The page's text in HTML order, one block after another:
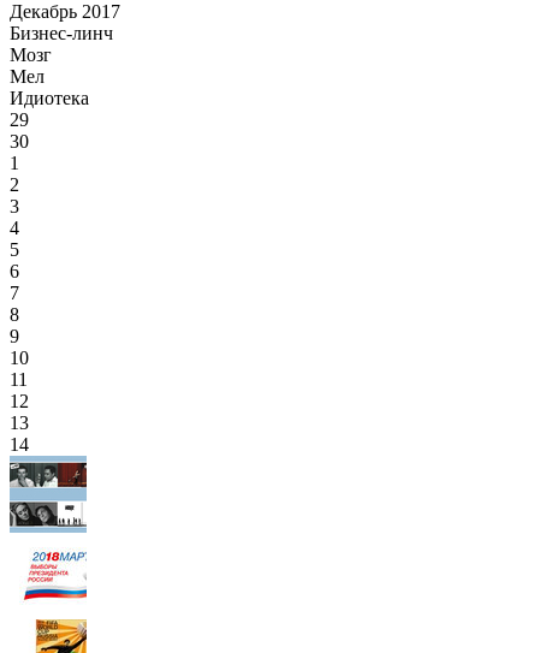
Декабрь 2017
Бизнес-линч
Мозг
Мел
Идиотека
29
30
1
2
3
4
5
6
7
8
9
10
11
12
13
14